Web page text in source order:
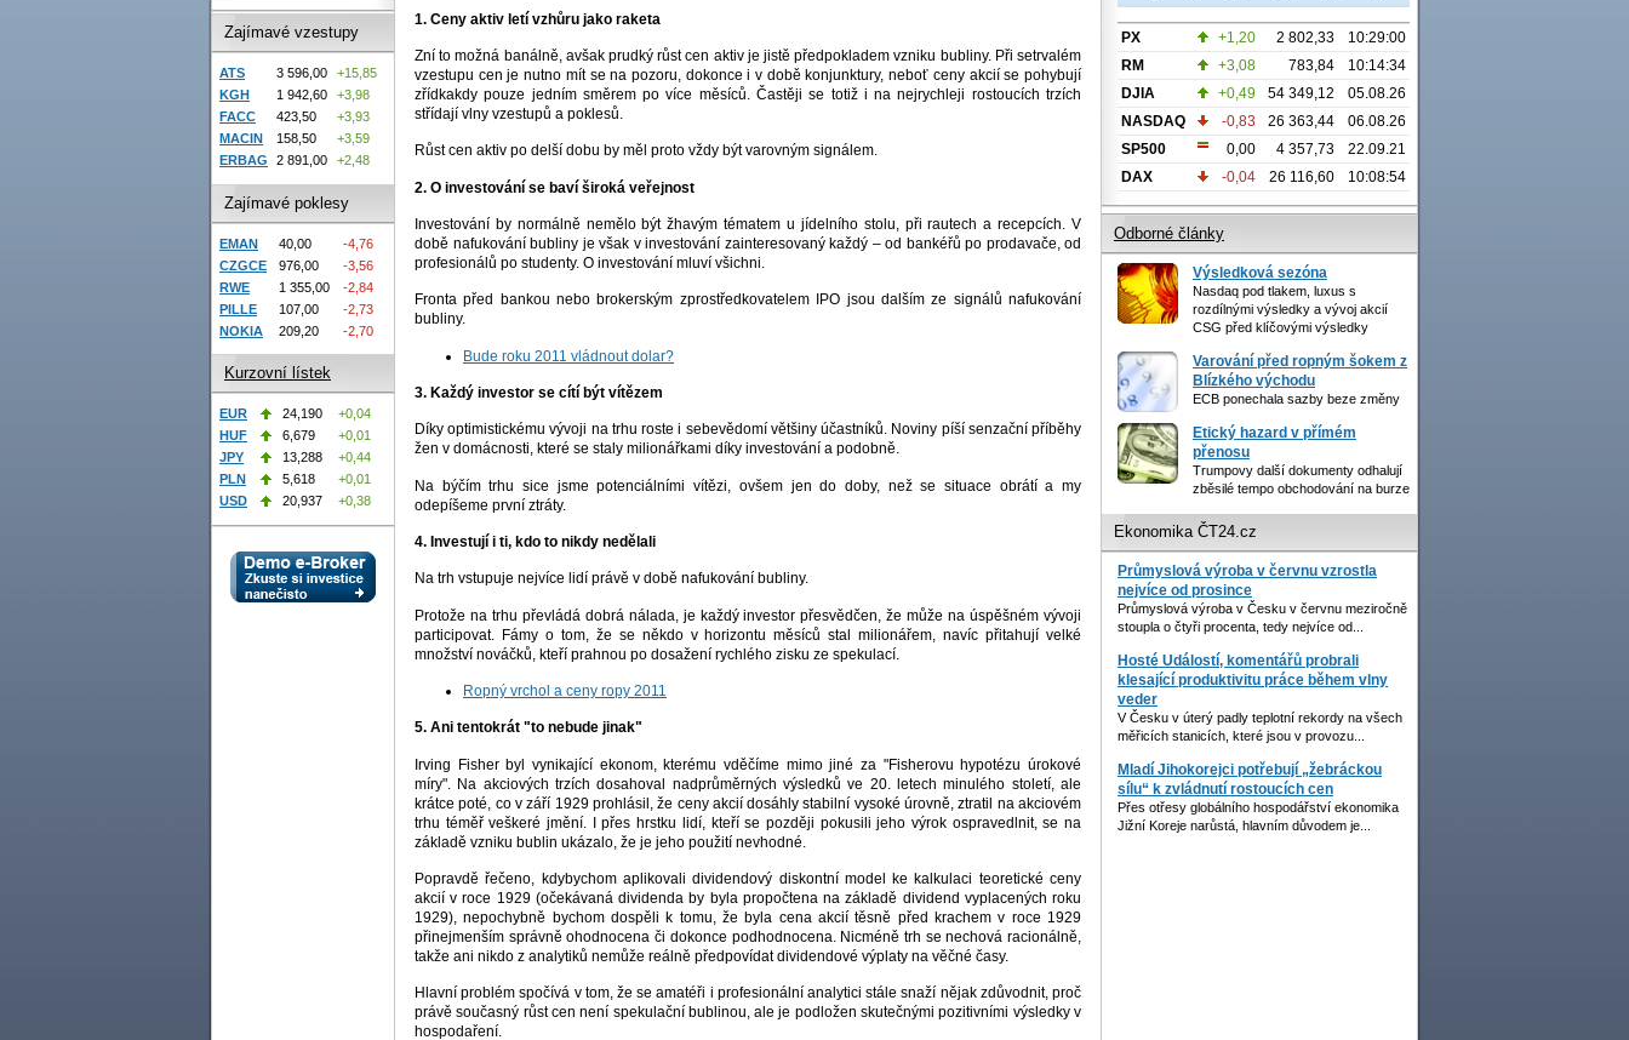
1. Ceny aktiv letí vzhůru jako raketa
Zní to možná banálně, avšak prudký růst cen aktiv je jistě předpokladem vzniku bubliny. Při setrvalém
vzestupu cen je nutno mít se na pozoru, dokonce i v době konjunktury, neboť ceny akcií se pohybují
zřídkakdy pouze jedním směrem po více měsíců. Častěji se totiž i na nejrychleji rostoucích trzích
střídají vlny vzestupů a poklesů.
Růst cen aktiv po delší dobu by měl proto vždy být varovným signálem.
2. O investování se baví široká veřejnost
Investování by normálně nemělo být žhavým tématem u jídelního stolu, při rautech a recepcích. V
době nafukování bubliny je však v investování zainteresovaný každý – od bankéřů po prodavače, od
profesionálů po studenty. O investování mluví všichni.
Fronta před bankou nebo brokerským zprostředkovatelem IPO jsou dalším ze signálů nafukování
bubliny.
Bude roku 2011 vládnout dolar?
3. Každý investor se cítí být vítězem
Díky optimistickému vývoji na trhu roste i sebevědomí většiny účastníků. Noviny píší senzační příběhy
žen v domácnosti, které se staly milionářkami díky investování a podobně.
Na býčím trhu sice jsme potenciálními vítězi, ovšem jen do doby, než se situace obrátí a my
odepíšeme první ztráty.
4. Investují i ti, kdo to nikdy nedělali
Na trh vstupuje nejvíce lidí právě v době nafukování bubliny.
Protože na trhu převládá dobrá nálada, je každý investor přesvědčen, že může na úspěšném vývoji
participovat. Fámy o tom, že se někdo v horizontu měsíců stal milionářem, navíc přitahují velké
množství nováčků, kteří prahnou po dosažení rychlého zisku ze spekulací.
Ropný vrchol a ceny ropy 2011
5. Ani tentokrát "to nebude jinak"
Irving Fisher byl vynikající ekonom, kterému vděčíme mimo jiné za "Fisherovu hypotézu úrokové
míry". Na akciových trzích dosahoval nadprůměrných výsledků ve 20. letech minulého století, ale
krátce poté, co v září 1929 prohlásil, že ceny akcií dosáhly stabilní vysoké úrovně, ztratil na akciovém
trhu téměř veškeré jmění. I přes hrstku lidí, kteří se později pokusili jeho výrok ospravedlnit, se na
základě vzniku bublin ukázalo, že je jeho použití nevhodné.
Popravdě řečeno, kdybychom aplikovali dividendový diskontní model ke kalkulaci teoretické ceny
akcií v roce 1929 (očekávaná dividenda by byla propočtena na základě dividend vyplacených roku
1929), nepochybně bychom dospěli k tomu, že byla cena akcií těsně před krachem v roce 1929
přinejmenším správně ohodnocena či dokonce podhodnocena. Nicméně trh se nechová racionálně,
takže ani nikdo z analytiků nemůže reálně předpovídat dividendové výplaty na věčné časy.
Hlavní problém spočívá v tom, že se amatéři i profesionální analytici stále snaží nějak zdůvodnit, proč
právě současný růst cen není spekulační bublinou, ale je podložen skutečnými pozitivními výsledky v
hospodaření.
Zajímavé vzestupy
ATS 3 596,00
+15,85
KGH
1 942,60
+3,98
FACC
423,50
+3,93
MACIN
158,50
+3,59
ERBAG
2 891,00 +2,48
Zajímavé poklesy
EMAN 40,00
-4,76
CZGCE
976,00
-3,56
RWE
1 355,00
-2,84
PILLE
107,00
-2,73
NOKIA
209,20 -2,70
Kurzovní lístek
EUR 24,190
+0,04
HUF
6,679
+0,01
JPY
13,288
+0,44
PLN
5,618
+0,01
USD
20,937 +0,38
PX +1,20 2 802,33
10:29:00
RM
+3,08 783,84
10:14:34
DJIA
+0,49 54 349,12
05.08.26
NASDAQ
-0,83 26 363,44
06.08.26
SP500
0,00 4 357,73
22.09.21
DAX
-0,04 26 116,60 10:08:54
Odborné články
Výsledková sezóna
Nasdaq pod tlakem, luxus s
rozdílnými výsledky a vývoj akcií
CSG před klíčovými výsledky
Varování před ropným šokem z
Blízkého východu
ECB ponechala sazby beze změny
Etický hazard v přímém
přenosu
Trumpovy další dokumenty odhalují
zběsilé tempo obchodování na burze
Ekonomika ČT24.cz
Průmyslová výroba v červnu vzrostla
nejvíce od prosince
Průmyslová výroba v Česku v červnu meziročně
stoupla o čtyři procenta, tedy nejvíce od...
Hosté Událostí, komentářů probrali
klesající produktivitu práce během vlny
veder
V Česku v úterý padly teplotní rekordy na všech
měřicích stanicích, které jsou v provozu...
Mladí Jihokorejci potřebují „žebráckou
sílu“ k zvládnutí rostoucích cen
Přes otřesy globálního hospodářství ekonomika
Jižní Koreje narůstá, hlavním důvodem je...